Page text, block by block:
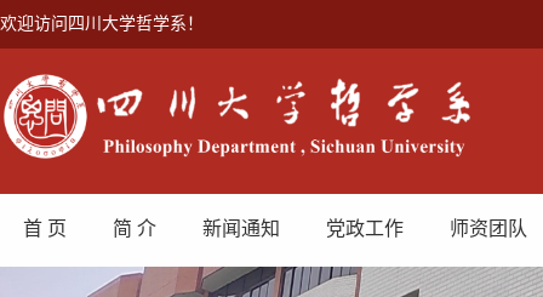
欢迎访问四川大学哲学系！
首 页 简 介 新闻通知 党政工作 师资团队